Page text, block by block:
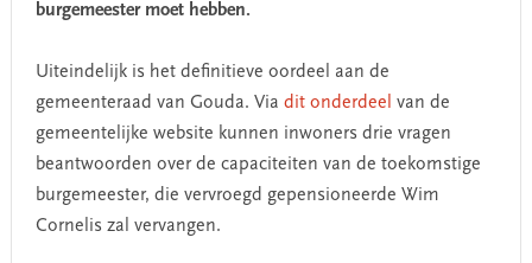
burgemeester moet hebben.
Uiteindelijk is het definitieve oordeel aan de
gemeenteraad van Gouda. Via dit onderdeel van de
gemeentelijke website kunnen inwoners drie vragen
beantwoorden over de capaciteiten van de toekomstige
burgemeester, die vervroegd gepensioneerde Wim
Cornelis zal vervangen.